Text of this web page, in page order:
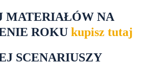
MATERIAŁÓW NA
ROKU kupisz tutaj
SCENARIUSZY